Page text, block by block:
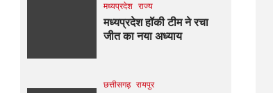
मध्यप्रदेश राज्य
मध्यप्रदेश हॉकी टीम ने रचा
जीत का नया अध्याय
छत्तीसगढ़ रायपुर